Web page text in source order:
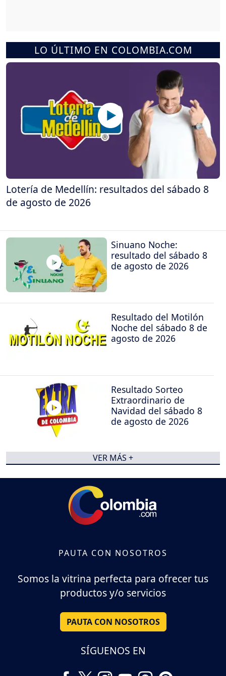
LO ÚLTIMO EN COLOMBIA.COM
Lotería de Medellín: resultados del sábado 8
de agosto de 2026
Sinuano Noche:
resultado del sábado 8
de agosto de 2026
Resultado del Motilón
Noche del sábado 8 de
agosto de 2026
Resultado Sorteo
Extraordinario de
Navidad del sábado 8
de agosto de 2026
VER MÁS +
PAUTA CON NOSOTROS
Somos la vitrina perfecta para ofrecer tus
productos y/o servicios
PAUTA CON NOSOTROS
SÍGUENOS EN